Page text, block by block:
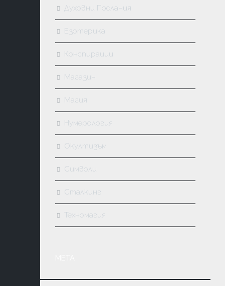
Духовни Послания
Езотерика
Конспирации
Магазин
Магия
Нумерология
Окултизъм
Символи
Сталкинг
Техномагия